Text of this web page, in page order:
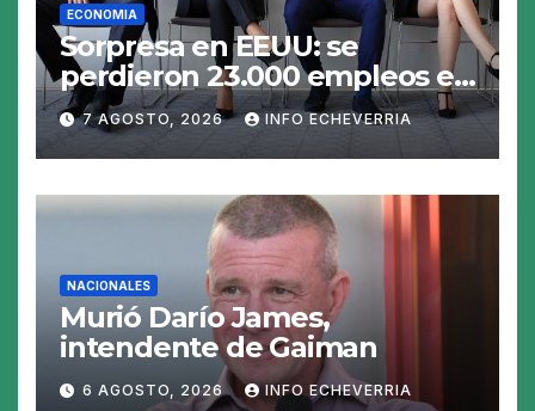
ECONOMIA
Sorpresa en EEUU: se
perdieron 23.000 empleos en
julio y el mercado recalcula
las perspectivas para las
tasas
7 AGOSTO, 2026 INFO ECHEVERRIA
NACIONALES
Murió Darío James,
intendente de Gaiman
6 AGOSTO, 2026 INFO ECHEVERRIA